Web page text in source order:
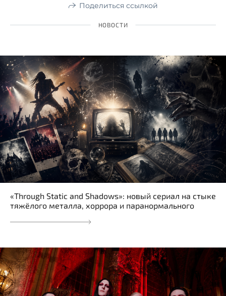
Поделиться ссылкой
НОВОСТИ
«Through Static and Shadows»: новый сериал на стыке
тяжёлого металла, хоррора и паранормального